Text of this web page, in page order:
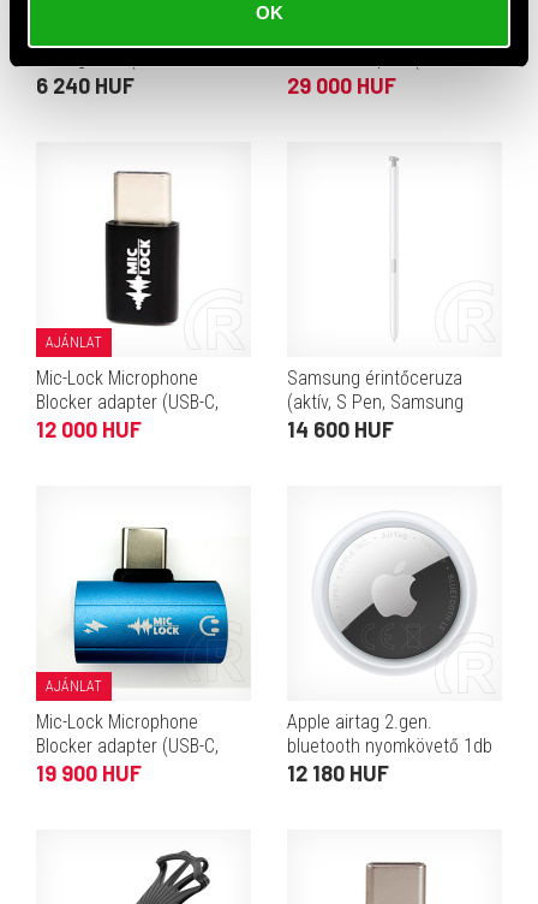
OK
Bluetooth 5.1, beépített
6 240 HUF
SoundPass & Secure
29 000 HUF
AJÁNLAT
Mic-Lock Microphone
Blocker adapter (USB-C,
fekete)
12 000 HUF
Samsung érintőceruza
(aktív, S Pen, Samsung
Galaxy S26 Ultra, fehér)
14 600 HUF
AJÁNLAT
Mic-Lock Microphone
Blocker adapter (USB-C,
SoundPass & Secure
19 900 HUF
Apple airtag 2.gen.
bluetooth nyomkövető 1db
(kulcstartóra, táskára,
12 180 HUF